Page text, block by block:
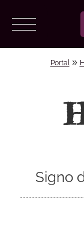
Portal »
Signo